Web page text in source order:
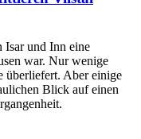
Isar und Inn eine
war. Nur wenige
überliefert. Aber einige
Blick auf einen